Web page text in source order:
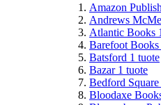
Amazon
Andrews
Atlantic Books 1
Barefoot
Batsford 1 tuote
Bazar 1 tuote
Bedford
Bloodaxe